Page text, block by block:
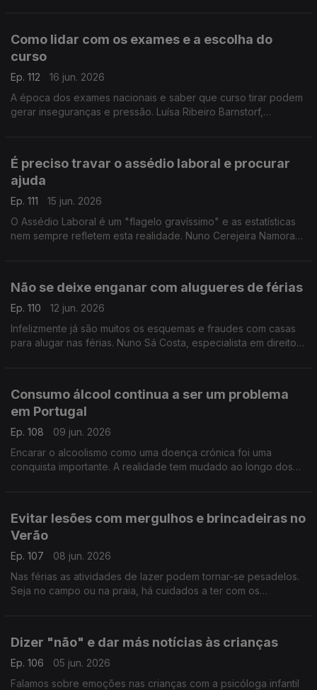
Como lidar com os exames e a escolha do
curso
Ep. 112
16 jun. 2026
A época dos exames nacionais e saber que curso tirar podem
gerar inseguranças e pressão. Luísa Ribeiro Barnstorf,
É preciso travar o assédio laboral e procurar
ajuda
Ep. 111
15 jun. 2026
O Assédio Laboral é um "flagelo gravíssimo" e as estatísticas
nem sempre refletem esta realidade. Nuno Cerejeira Namora
Não se deixe enganar com alugueres de férias
Ep. 110
12 jun. 2026
Infelizmente já são muitos os esquemas e fraudes com casas
para alugar nas férias. Nuno Sá Costa, especialista em direito
Consumo álcool continua a ser um problema
em Portugal
Ep. 108
09 jun. 2026
Encarar o alcoolismo como uma doença crónica foi uma
conquista importante. A realidade tem mudado ao longo dos
Evitar lesões com mergulhos e brincadeiras no
Verão
Ep. 107
08 jun. 2026
Nas férias as atividades de lazer podem tornar-se pesadelos.
Seja no campo ou na praia, há cuidados a ter com os
Dizer "não" e dar más notícias às crianças
Ep. 106
05 jun. 2026
Falamos sobre emoções nas crianças com a psicóloga infantil